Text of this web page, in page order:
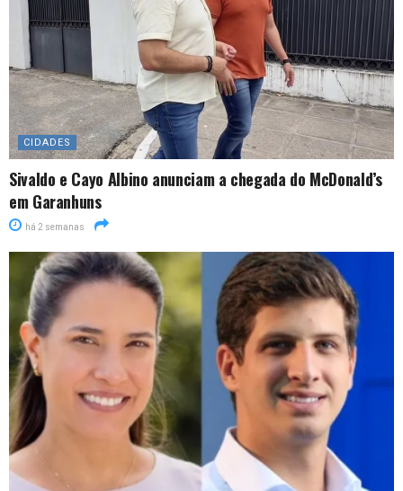
CIDADES
Sivaldo e Cayo Albino anunciam a chegada do McDonald’s
em Garanhuns
há 2 semanas